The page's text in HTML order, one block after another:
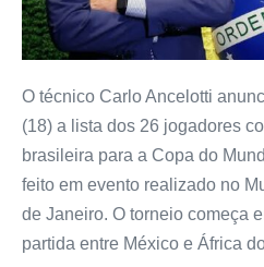
O técnico Carlo Ancelotti
(18) a lista dos 26 jogadores
brasileira para a Copa do
feito em evento realizado no
de Janeiro. O torneio começa
partida entre México e África